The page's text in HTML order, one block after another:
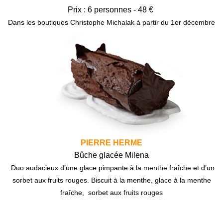
Prix : 6 personnes - 48 €
Dans les boutiques Christophe Michalak à partir du 1er décembre
PIERRE HERME
Bûche glacée Milena
Duo audacieux d’une glace pimpante à la menthe fraîche et d’un
sorbet aux fruits rouges. Biscuit à la menthe, glace à la menthe
fraîche, sorbet aux fruits rouges